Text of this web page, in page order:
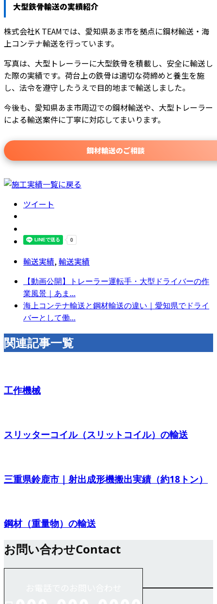
大型鉄骨輸送の実績紹介
株式会社K TEAMでは、愛知県あま市を拠点に鋼材輸送・海
上コンテナ輸送を行っています。
写真は、大型トレーラーに大型鉄骨を積載し、安全に輸送し
た際の実績です。荷台上の鉄骨は適切な荷締めと養生を施
し、法令を遵守したうえで目的地まで輸送しました。
今後も、愛知県あま市周辺での鋼材輸送や、大型トレーラー
による輸送案件に丁寧に対応してまいります。
鋼材輸送のご相談
ツイート
輸送実績,輸送実績
【動画公開】トレーラー運転手・大型ドライバーの作
業風景｜あま...
海上コンテナ輸送と鋼材輸送の違い｜愛知県でドライ
バーとして働...
関連記事一覧
工作機械
スリッターコイル（スリットコイル）の輸送
三重県鈴鹿市｜射出成形機搬出実績（約18トン）
鋼材（重量物）の輸送
お問い合わせContact